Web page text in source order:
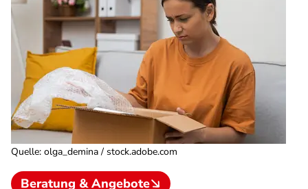
Quelle: olga_demina / stock.adobe.com
Beratung & Angebote